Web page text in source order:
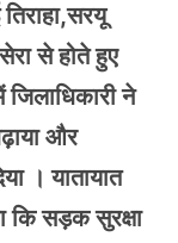
से होते हुए
ने
और
। यातायात
कि सड़क सुरक्षा